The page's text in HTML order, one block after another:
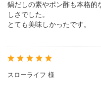
鍋だしの素やポン酢も本格的
しさでした。
とても美味しかったです。
スローライフ 様